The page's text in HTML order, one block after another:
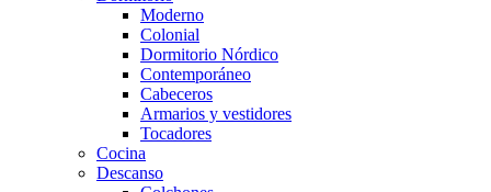
Moderno
Colonial
Dormitorio Nórdico
Contemporáneo
Cabeceros
Armarios y vestidores
Tocadores
Cocina
Descanso